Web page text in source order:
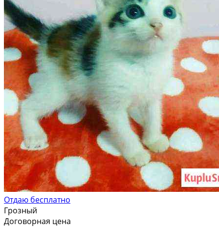
Отдаю бесплатно
Грозный
Договорная цена